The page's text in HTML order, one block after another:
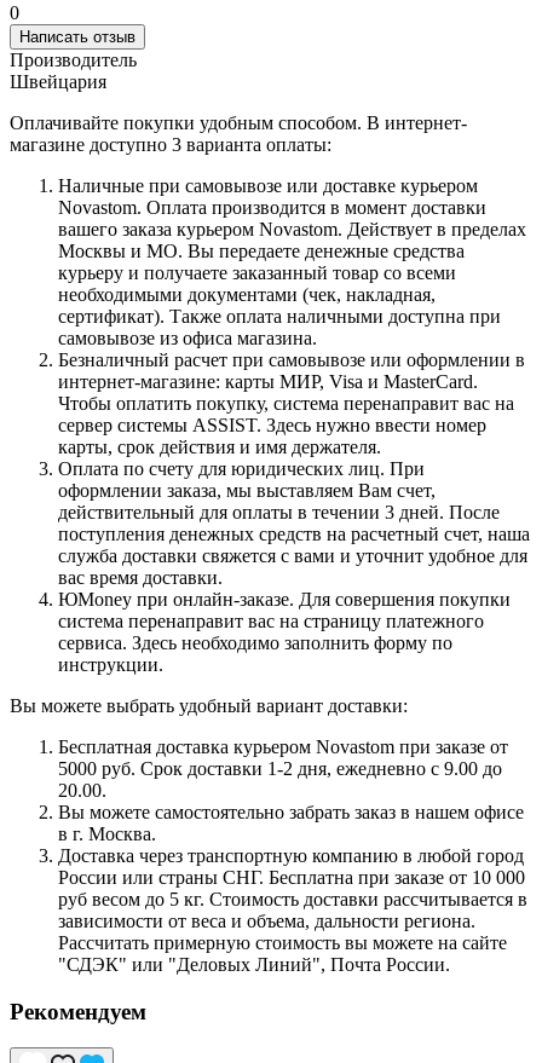
0
Написать отзыв
Производитель
Швейцария
Оплачивайте покупки удобным способом. В интернет-
магазине доступно 3 варианта оплаты:
Наличные при самовывозе или доставке курьером
Novastom. Оплата производится в момент доставки
вашего заказа курьером Novastom. Действует в пределах
Москвы и МО. Вы передаете денежные средства
курьеру и получаете заказанный товар со всеми
необходимыми документами (чек, накладная,
сертификат). Также оплата наличными доступна при
самовывозе из офиса магазина.
Безналичный расчет при самовывозе или оформлении в
интернет-магазине: карты МИР, Visa и MasterCard.
Чтобы оплатить покупку, система перенаправит вас на
сервер системы ASSIST. Здесь нужно ввести номер
карты, срок действия и имя держателя.
Оплата по счету для юридических лиц. При
оформлении заказа, мы выставляем Вам счет,
действительный для оплаты в течении 3 дней. После
поступления денежных средств на расчетный счет, наша
служба доставки свяжется с вами и уточнит удобное для
вас время доставки.
ЮMoney при онлайн-заказе. Для совершения покупки
система перенаправит вас на страницу платежного
сервиса. Здесь необходимо заполнить форму по
инструкции.
Вы можете выбрать удобный вариант доставки:
Бесплатная доставка курьером Novastom при заказе от
5000 руб. Срок доставки 1-2 дня, ежедневно с 9.00 до
20.00.
Вы можете самостоятельно забрать заказ в нашем офисе
в г. Москва.
Доставка через транспортную компанию в любой город
России или страны СНГ. Бесплатна при заказе от 10 000
руб весом до 5 кг. Стоимость доставки рассчитывается в
зависимости от веса и объема, дальности региона.
Рассчитать примерную стоимость вы можете на сайте
"СДЭК" или "Деловых Линий", Почта России.
Рекомендуем